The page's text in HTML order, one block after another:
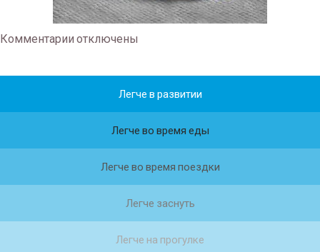
Комментарии отключены
Легче в развитии
Легче во время еды
Легче во время поездки
Легче заснуть
Легче на прогулке